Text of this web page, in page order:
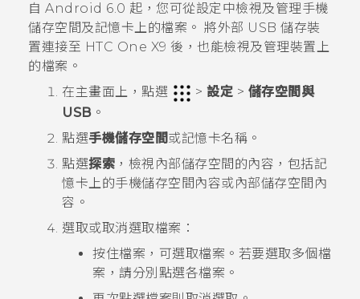
應用程式
支援服務
自 Android 6.0 起，您可從設定中檢視及管理手機
儲存空間及記憶卡上的檔案。 將外部 USB 儲存裝
置連接至 HTC One X9 後，也能檢視及管理裝置上
的檔案。
在主畫面上，點選 > 設定 > 儲存空間與
USB。
點選手機儲存空間或記憶卡名稱。
點選探索 ，檢視內部儲存空間的內容，包括記
憶卡上的手機儲存空間內容或內部儲存空間內
容。
選取或取消選取檔案：
按住檔案，可選取檔案。若要選取多個檔
案，請分別點選各檔案。